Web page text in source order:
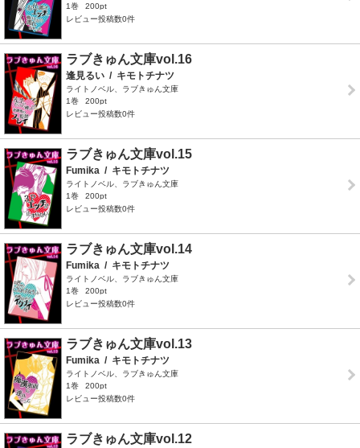
1巻
200pt
レビュー投稿数0件
ラブきゅん文庫vol.16
逢見るい / キモトチナツ
ライトノベル、ラブきゅん文庫
1巻
200pt
レビュー投稿数0件
ラブきゅん文庫vol.15
Fumika / キモトチナツ
ライトノベル、ラブきゅん文庫
1巻
200pt
レビュー投稿数0件
ラブきゅん文庫vol.14
Fumika / キモトチナツ
ライトノベル、ラブきゅん文庫
1巻
200pt
レビュー投稿数0件
ラブきゅん文庫vol.13
Fumika / キモトチナツ
ライトノベル、ラブきゅん文庫
1巻
200pt
レビュー投稿数0件
ラブきゅん文庫vol.12